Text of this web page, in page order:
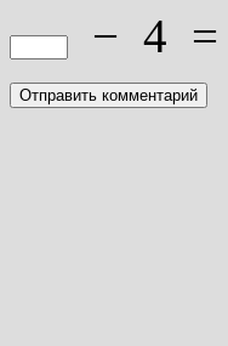
− 4 =